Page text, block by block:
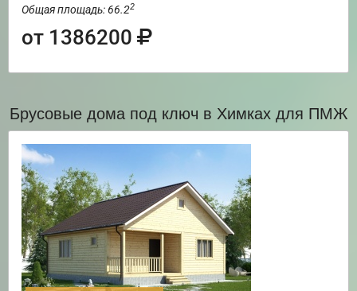
Общая площадь: 66.22
от 1386200
Брусовые дома под ключ в Химках для ПМЖ